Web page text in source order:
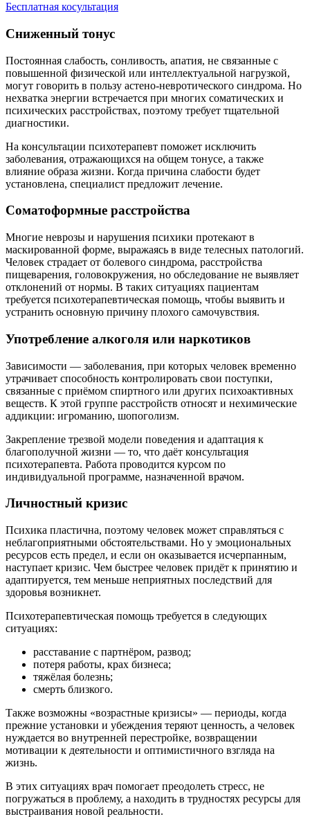
Бесплатная косультация
Сниженный тонус
Постоянная слабость, сонливость, апатия, не связанные с
повышенной физической или интеллектуальной нагрузкой,
могут говорить в пользу астено-невротического синдрома. Но
нехватка энергии встречается при многих соматических и
психических расстройствах, поэтому требует тщательной
диагностики.
На консультации психотерапевт поможет исключить
заболевания, отражающихся на общем тонусе, а также
влияние образа жизни. Когда причина слабости будет
установлена, специалист предложит лечение.
Соматоформные расстройства
Многие неврозы и нарушения психики протекают в
маскированной форме, выражаясь в виде телесных патологий.
Человек страдает от болевого синдрома, расстройства
пищеварения, головокружения, но обследование не выявляет
отклонений от нормы. В таких ситуациях пациентам
требуется психотерапевтическая помощь, чтобы выявить и
устранить основную причину плохого самочувствия.
Употребление алкоголя или наркотиков
Зависимости — заболевания, при которых человек временно
утрачивает способность контролировать свои поступки,
связанные с приёмом спиртного или других психоактивных
веществ. К этой группе расстройств относят и нехимические
аддикции: игроманию, шопоголизм.
Закрепление трезвой модели поведения и адаптация к
благополучной жизни — то, что даёт консультация
психотерапевта. Работа проводится курсом по
индивидуальной программе, назначенной врачом.
Личностный кризис
Психика пластична, поэтому человек может справляться с
неблагоприятными обстоятельствами. Но у эмоциональных
ресурсов есть предел, и если он оказывается исчерпанным,
наступает кризис. Чем быстрее человек придёт к принятию и
адаптируется, тем меньше неприятных последствий для
здоровья возникнет.
Психотерапевтическая помощь требуется в следующих
ситуациях:
расставание с партнёром, развод;
потеря работы, крах бизнеса;
тяжёлая болезнь;
смерть близкого.
Также возможны «возрастные кризисы» — периоды, когда
прежние установки и убеждения теряют ценность, а человек
нуждается во внутренней перестройке, возвращении
мотивации к деятельности и оптимистичного взгляда на
жизнь.
В этих ситуациях врач помогает преодолеть стресс, не
погружаться в проблему, а находить в трудностях ресурсы для
выстраивания новой реальности.